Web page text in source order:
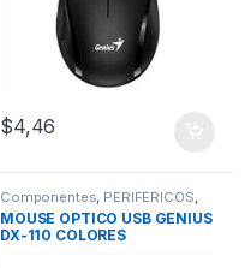
$4,46
Componentes PERIFÉRICOS
Mouse
MOUSE OPTICO USB GENIUS
DX-110 COLORES